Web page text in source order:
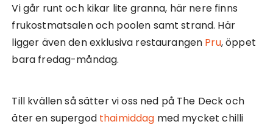
Vi går runt och kikar lite granna, här nere finns
frukostmatsalen och poolen samt strand. Här
ligger även den exklusiva restaurangen Pru, öppet
bara fredag-måndag.
Till kvällen så sätter vi oss ned på The Deck och
äter en supergod thaimiddag med mycket chilli